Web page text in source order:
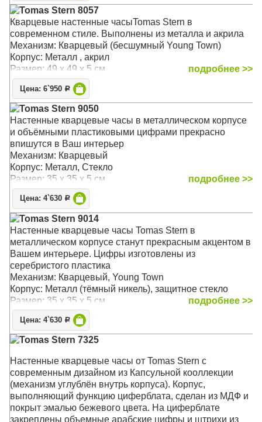
Tomas Stern 8057
Кварцевые настенные часыTomas Stern в
современном стиле. Выполнены из металла и акрила
Механизм: Кварцевый (бесшумный Young Town)
Корпус: Металл , акрил
Размер: 49 x 49 x 5 см
подробнее >>
Цена: 6`950 Р
Tomas Stern 9050
Настенные кварцевые часы в металлическом корпусе
и объёмными пластиковыми цифрами прекрасно
впишутся в Ваш интерьер
Механизм: Кварцевый
Корпус: Металл, Стекло
Размер: 35 х 35 х 5 см
подробнее >>
Цена: 4`630 Р
Tomas Stern 9014
Настенные кварцевые часы Tomas Stern в
металлическом корпусе станут прекрасным акцентом в
Вашем интерьере. Цифры изготовлены из
серебристого пластика
Механизм: Кварцевый, Young Town
Корпус: Металл (тёмный никель), защитное стекло
Размер: 35 х 35 х 5 см
подробнее >>
Цена: 4`630 Р
Tomas Stern 7325
Настенные кварцевые часы от Tomas Stern с
современным дизайном из Капсульной кооллекции
(механизм углублён внутрь корпуса). Корпус,
выполняющий функцию циферблата, сделан из МДФ и
покрыт эмалью бежевого цвета. На циферблате
закреплены объемные арабские цифры и штрихи из